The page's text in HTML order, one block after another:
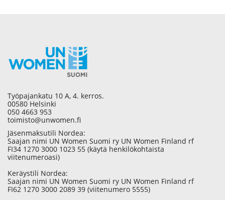
Työpajankatu 10 A, 4. kerros.
00580 Helsinki
050 4663 953
toimisto@unwomen.fi
Jäsenmaksutili Nordea:
Saajan nimi UN Women Suomi ry UN Women Finland rf
FI34 1270 3000 1023 55 (käytä henkilökohtaista
viitenumeroasi)
Keräystili Nordea:
Saajan nimi UN Women Suomi ry UN Women Finland rf
FI62 1270 3000 2089 39 (viitenumero 5555)